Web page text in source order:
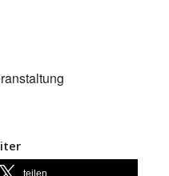
teilen